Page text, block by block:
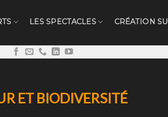
LES SPECTACLES CRÉATION
ET BIODIVERSITÉ